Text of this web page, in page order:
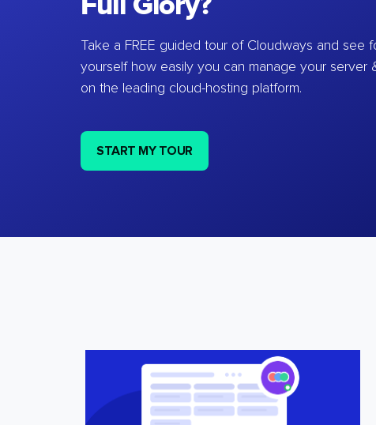
Take a FREE guided tour of Cloudways and see
yourself how easily you can manage your server
on the leading cloud-hosting platform.
START MY TOUR